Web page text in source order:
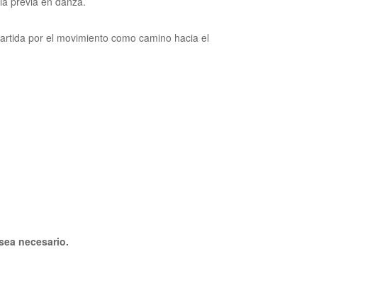
por el movimiento como camino hacia el
necesario.